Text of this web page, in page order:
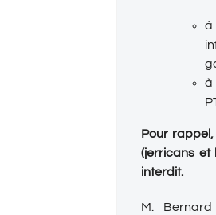
à
à
Pour
(jerricans et
interdit.
M.